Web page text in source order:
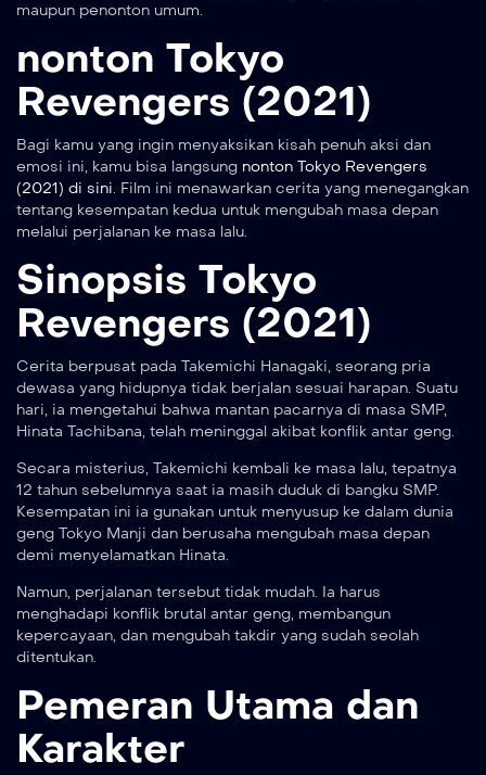
maupun penonton umum.
nonton Tokyo
Revengers (2021)
Bagi kamu yang ingin menyaksikan kisah penuh aksi dan
emosi ini, kamu bisa langsung nonton Tokyo Revengers
(2021) di sini. Film ini menawarkan cerita yang menegangkan
tentang kesempatan kedua untuk mengubah masa depan
melalui perjalanan ke masa lalu.
Sinopsis Tokyo
Revengers (2021)
Cerita berpusat pada Takemichi Hanagaki, seorang pria
dewasa yang hidupnya tidak berjalan sesuai harapan. Suatu
hari, ia mengetahui bahwa mantan pacarnya di masa SMP,
Hinata Tachibana, telah meninggal akibat konflik antar geng.
Secara misterius, Takemichi kembali ke masa lalu, tepatnya
12 tahun sebelumnya saat ia masih duduk di bangku SMP.
Kesempatan ini ia gunakan untuk menyusup ke dalam dunia
geng Tokyo Manji dan berusaha mengubah masa depan
demi menyelamatkan Hinata.
Namun, perjalanan tersebut tidak mudah. Ia harus
menghadapi konflik brutal antar geng, membangun
kepercayaan, dan mengubah takdir yang sudah seolah
ditentukan.
Pemeran Utama dan
Karakter